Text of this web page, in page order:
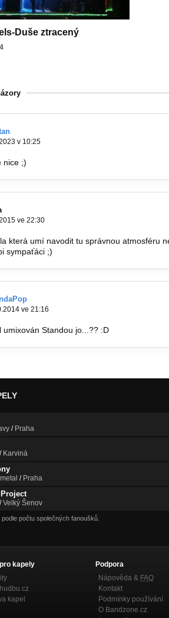
Duše ztracený
v 10:25
nice ;)
ve 22:30
která umí navodit tu správnou atmosféru
sympaťáci ;)
ve 21:16
umixován Standou jo...?? :D
/ Praha
/ Karviná
/ Praha
/Velký Šenov
počtu společných fanoušků.
kapely
kapel
Podpora
Nápověda & FAQ
Kontakt
Podmínky používání
O Bandzone.cz